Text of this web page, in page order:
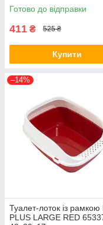
Готово до відправки
411 ₴ 525 ₴
Купити
–14%
Туалет-лоток із рамкою
PLUS LARGE RED